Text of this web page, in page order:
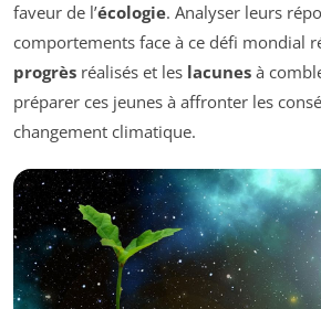
faveur de l’écologie. Analyser leurs
comportements face à ce défi mondial
progrès réalisés et les lacunes à
préparer ces jeunes à affronter les
changement climatique.